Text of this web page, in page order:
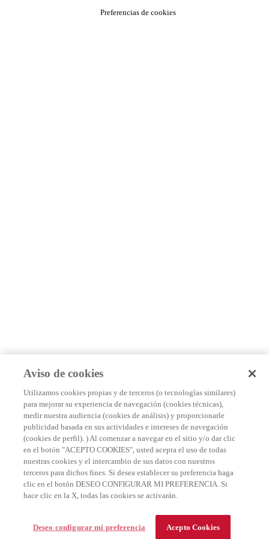
Preferencias de cookies
Aviso de cookies
Utilizamos cookies propias y de terceros (o tecnologías similares)
para mejorar su experiencia de navegación (cookies técnicas),
medir nuestra audiencia (cookies de análisis) y proporcionarle
publicidad basada en sus actividades e intereses de navegación
(cookies de perfil). ) Al comenzar a navegar en el sitio y/o dar clic
en el botón "ACEPTO COOKIES", usted acepta el uso de todas
nuestras cookies y el intercambio de sus datos con nuestros
terceros para dichos fines. Si desea establecer su preferencia haga
clic en el botón DESEO CONFIGURAR MI PREFERENCIA. Si
hace clic en la X, todas las cookies se activarán.
Deseo configurar mi preferencia Acepto Cookies